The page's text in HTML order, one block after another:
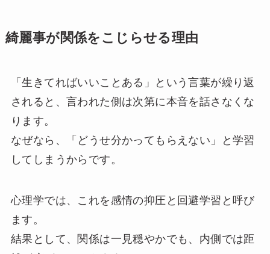
綺麗事が関係をこじらせる理由
「生きてればいいことある」という言葉が繰り返
されると、言われた側は次第に本音を話さなくな
ります。
なぜなら、「どうせ分かってもらえない」と学習
してしまうからです。
心理学では、これを感情の抑圧と回避学習と呼び
ます。
結果として、関係は一見穏やかでも、内側では距